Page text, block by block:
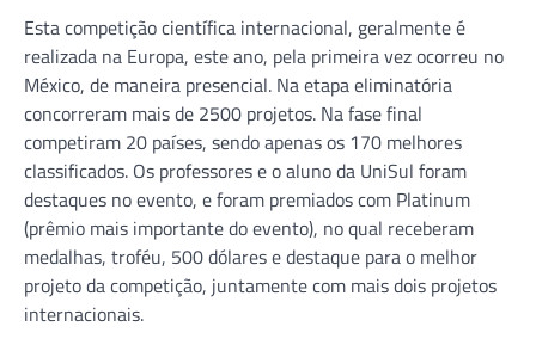
Esta competição científica internacional, geralmente é
realizada na Europa, este ano, pela primeira vez ocorreu no
México, de maneira presencial. Na etapa eliminatória
concorreram mais de 2500 projetos. Na fase final
competiram 20 países, sendo apenas os 170 melhores
classificados. Os professores e o aluno da UniSul foram
destaques no evento, e foram premiados com Platinum
(prêmio mais importante do evento), no qual receberam
medalhas, troféu, 500 dólares e destaque para o melhor
projeto da competição, juntamente com mais dois projetos
internacionais.